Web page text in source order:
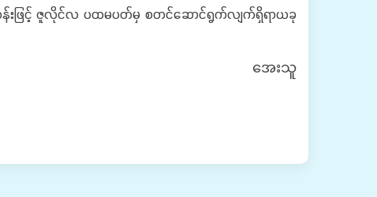
သန်းဖြင့် ဇူလိုင်လ ပထမပတ်မှ စတင်ဆောင်ရွက်လျက်ရှိရာယခု
အေးသူ